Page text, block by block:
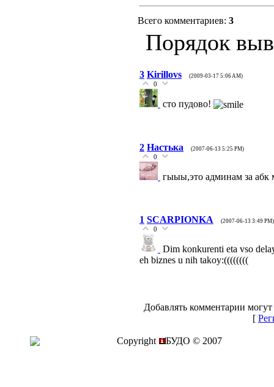
Всего комментариев: 3
Порядок
3 Kirillovs (2009-03-17 5:06 AM)
0
сто пудово!
2 Настька (2007-06-13 5:25 PM)
0
гыыы,это админам за абк
1 SCARPIONKA (2007-06-13 3:49 PM)
0
Dim konkurenti eta vso
eh biznes u nih takoy:((((((((
Добавлять комментарии
[
Copyright БУДО © 2007